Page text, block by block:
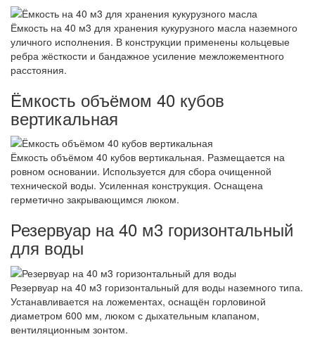
Ёмкость на 40 м3 для хранения кукурузного масла наземного
уличного исполнения. В конструкции применены кольцевые
ребра жёсткости и бандажное усиление межложементного
расстояния.
Ёмкость объёмом 40 кубов
вертикальная
Ёмкость объёмом 40 кубов вертикальная. Размещается на
ровном основании. Используется для сбора очищенной
технической воды. Усиленная конструкция. Оснащена
герметично закрывающимся люком.
Резервуар на 40 м3 горизонтальный
для воды
Резервуар на 40 м3 горизонтальный для воды наземного типа.
Устанавливается на ложементах, оснащён горловиной
диаметром 600 мм, люком с дыхательным клапаном,
вентиляционным зонтом.